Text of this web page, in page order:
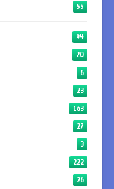
55
94
20
6
23
163
27
3
222
26